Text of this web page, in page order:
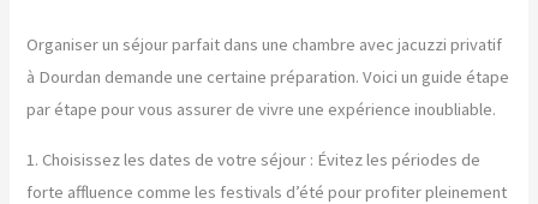
Organiser un séjour parfait dans une chambre avec jacuzzi privatif
à Dourdan demande une certaine préparation. Voici un guide étape
par étape pour vous assurer de vivre une expérience inoubliable.
1. Choisissez les dates de votre séjour : Évitez les périodes de
forte affluence comme les festivals d’été pour profiter pleinement